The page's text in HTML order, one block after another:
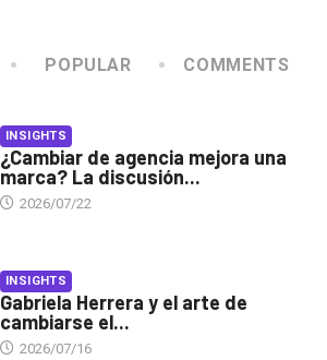
POPULAR COMMENTS
INSIGHTS
¿Cambiar de agencia mejora una
marca? La discusión...
2026/07/22
INSIGHTS
Gabriela Herrera y el arte de
cambiarse el...
2026/07/16